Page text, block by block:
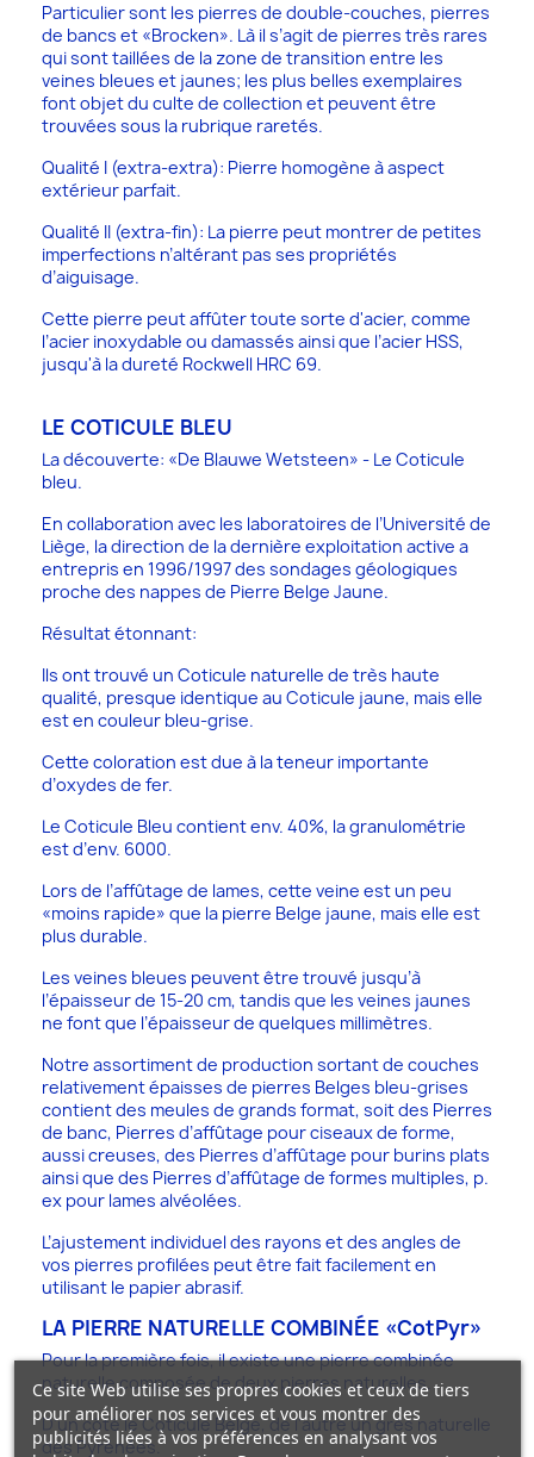
Particulier sont les pierres de double-couches, pierres
de bancs et «Brocken». Là il s’agit de pierres très rares
qui sont taillées de la zone de transition entre les
veines bleues et jaunes; les plus belles exemplaires
font objet du culte de collection et peuvent être
trouvées sous la rubrique raretés.
Qualité I (extra-extra): Pierre homogène à aspect
extérieur parfait.
Qualité II (extra-fin): La pierre peut montrer de petites
imperfections n’altérant pas ses propriétés
d’aiguisage.
Cette pierre peut affûter toute sorte d'acier, comme
l’acier inoxydable ou damassés ainsi que l’acier HSS,
jusqu'à la dureté Rockwell HRC 69.
LE COTICULE BLEU
La découverte: «De Blauwe Wetsteen» - Le Coticule
bleu.
En collaboration avec les laboratoires de l’Université de
Liège, la direction de la dernière exploitation active a
entrepris en 1996/1997 des sondages géologiques
proche des nappes de Pierre Belge Jaune.
Résultat étonnant:
Ils ont trouvé un Coticule naturelle de très haute
qualité, presque identique au Coticule jaune, mais elle
est en couleur bleu-grise.
Cette coloration est due à la teneur importante
d’oxydes de fer.
Le Coticule Bleu contient env. 40%, la granulométrie
est d’env. 6000.
Lors de l’affûtage de lames, cette veine est un peu
«moins rapide» que la pierre Belge jaune, mais elle est
plus durable.
Les veines bleues peuvent être trouvé jusqu’à
l’épaisseur de 15-20 cm, tandis que les veines jaunes
ne font que l’épaisseur de quelques millimètres.
Notre assortiment de production sortant de couches
relativement épaisses de pierres Belges bleu-grises
contient des meules de grands format, soit des Pierres
de banc, Pierres d’affûtage pour ciseaux de forme,
aussi creuses, des Pierres d’affûtage pour burins plats
ainsi que des Pierres d’affûtage de formes multiples, p.
ex pour lames alvéolées.
L’ajustement individuel des rayons et des angles de
vos pierres profilées peut être fait facilement en
utilisant le papier abrasif.
LA PIERRE NATURELLE COMBINÉE «CotPyr»
Pour la première fois, il existe une pierre combinée
naturelle composée de deux pierres naturelles.
D'un côté le Coticule Belge, de l'autre un grès naturelle
des Pyrénées.
Ce site Web utilise ses propres cookies et ceux de tiers
pour améliorer nos services et vous montrer des
publicités liées à vos préférences en analysant vos